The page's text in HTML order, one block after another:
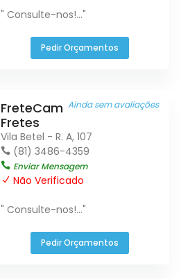
" Consulte-nos!..."
Pedir Orçamentos
Ainda sem avaliações
FreteCam
Fretes
Vila Betel - R. A, 107
(81) 3486-4359
Enviar Mensagem
Não Verificado
" Consulte-nos!..."
Pedir Orçamentos